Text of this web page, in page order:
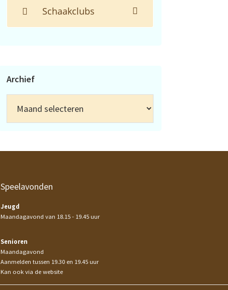
Schaakclubs
Archief
Speelavonden
Jeugd
Maandagavond van 18.15 - 19.45 uur
Senioren
Maandagavond
Aanmelden tussen 19.30 en 19.45 uur
Kan ook via de website